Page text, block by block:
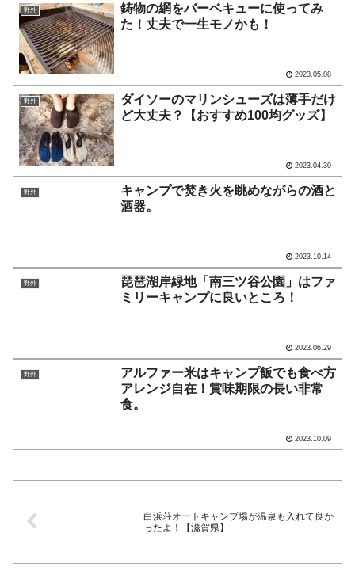
野外
鋳物の網をバーベキューに使ってみ
た！丈夫で一生モノかも！
2023.05.08
野外
ダイソーのマリンシューズは薄手だけ
ど大丈夫？【おすすめ100均グッズ】
2023.04.30
野外
キャンプで焚き火を眺めながらの酒と
酒器。
2023.10.14
野外
琵琶湖岸緑地「南三ツ谷公園」はファ
ミリーキャンプに良いところ！
2023.06.29
野外
アルファー米はキャンプ飯でも食べ方
アレンジ自在！賞味期限の長い非常
食。
2023.10.09
白浜荘オートキャンプ場が温泉も入れて良か
ったよ！【滋賀県】